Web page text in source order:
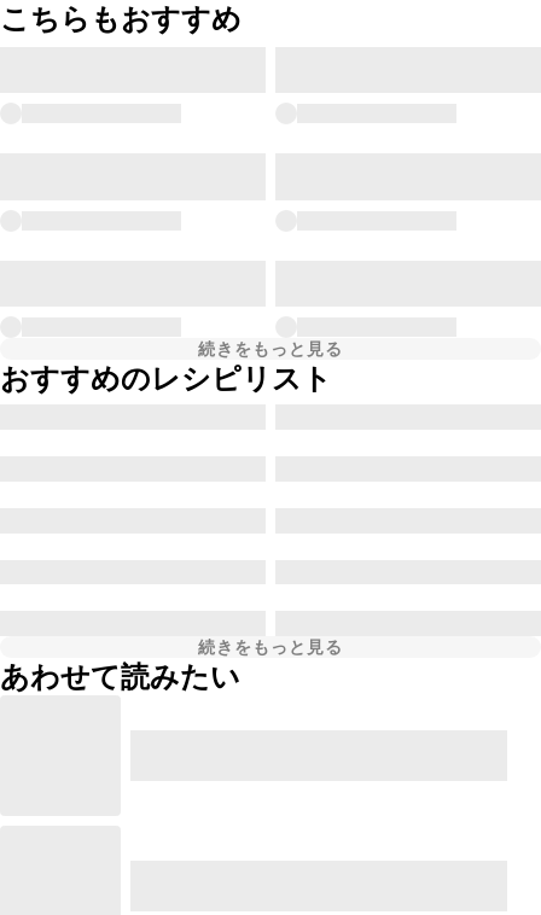
こちらもおすすめ
続きをもっと見る
おすすめのレシピリスト
続きをもっと見る
あわせて読みたい